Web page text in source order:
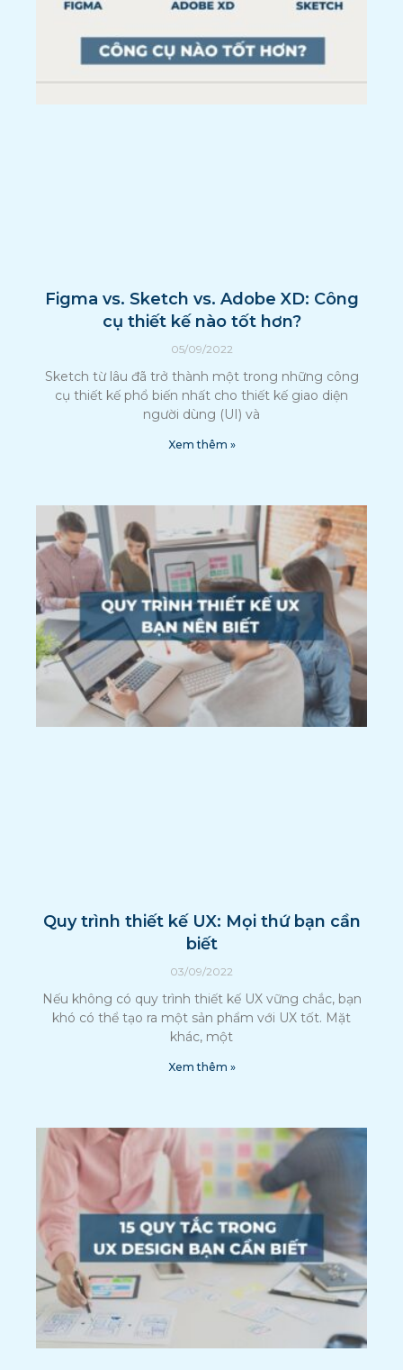
Figma vs. Sketch vs. Adobe XD: Công
cụ thiết kế nào tốt hơn?
05/09/2022
Sketch từ lâu đã trở thành một trong những công
cụ thiết kế phổ biến nhất cho thiết kế giao diện
người dùng (UI) và
Xem thêm »
Quy trình thiết kế UX: Mọi thứ bạn cần
biết
03/09/2022
Nếu không có quy trình thiết kế UX vững chắc, bạn
khó có thể tạo ra một sản phẩm với UX tốt. Mặt
khác, một
Xem thêm »